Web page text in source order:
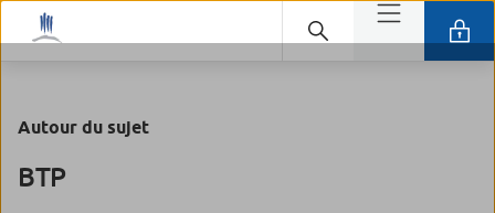
Autour du sujet
BTP